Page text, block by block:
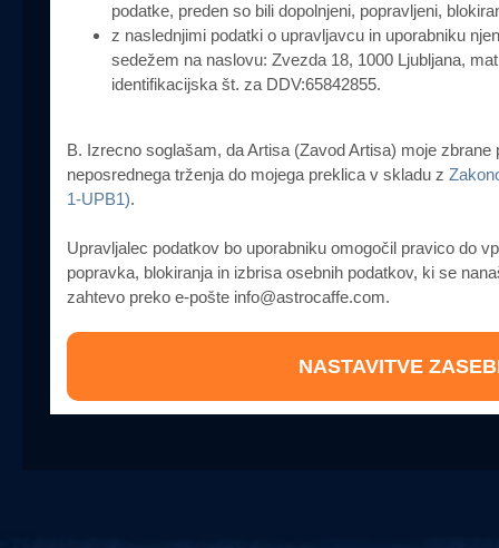
podatke, preden so bili dopolnjeni, popravljeni,
z naslednjimi podatki o upravljavcu in uporabniku
sedežem na naslovu: Zvezda 18, 1000 Ljubljana,
identifikacijska št. za DDV:65842855.
B. Izrecno soglašam, da Artisa (Zavod Artisa) moje zbrane
neposrednega trženja do mojega preklica v skladu z
1-UPB1).
Upravljalec podatkov bo uporabniku omogočil pravico do
popravka, blokiranja in izbrisa osebnih podatkov, ki se
zahtevo preko e-pošte info@astrocaffe.com.
NASTAVITVE